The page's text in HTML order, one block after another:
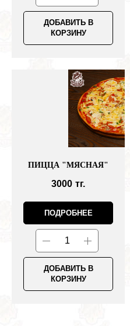
ДОБАВИТЬ В
КОРЗИНУ
ПИЦЦА "МЯСНАЯ"
3000 тг.
ПОДРОБНЕЕ
ДОБАВИТЬ В
КОРЗИНУ